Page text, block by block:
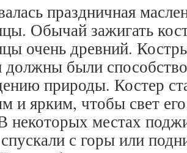
праздничная
Обычай зажигать
очень древний.
должны были
природы. Костер
и ярким, чтобы свет
некоторых местах
с горы или